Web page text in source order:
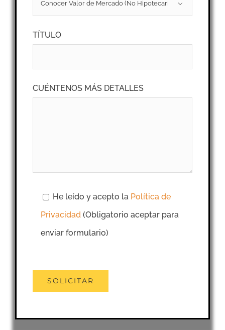

TÍTULO
CUÉNTENOS MÁS DETALLES
He leído y acepto la Política de
Privacidad (Obligatorio aceptar para
enviar formulario)